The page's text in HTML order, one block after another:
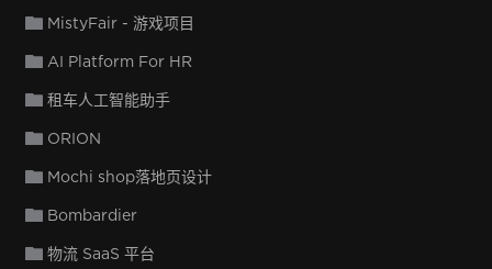
MistyFair - 游戏项目
AI Platform For HR
租车人工智能助手
ORION
Mochi shop落地页设计
Bombardier
物流 SaaS 平台